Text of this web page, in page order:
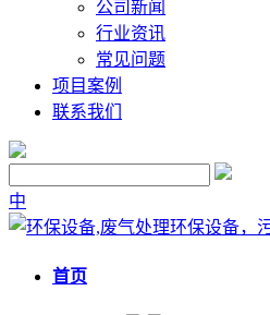
公司新闻
行业资讯
常见问题
项目案例
联系我们
中
首页